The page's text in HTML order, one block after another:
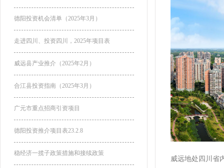
德阳投资机会清单（2025年3月）
走进四川、投资四川，2025年项目表
威远县产业推介（2025年2月）
合江县投资指南（2025年3月）
广元市重点招商引资项目
德阳投资推介项目表23.2.8
稳经济一揽子政策措施和接续政策
威远地处四川省